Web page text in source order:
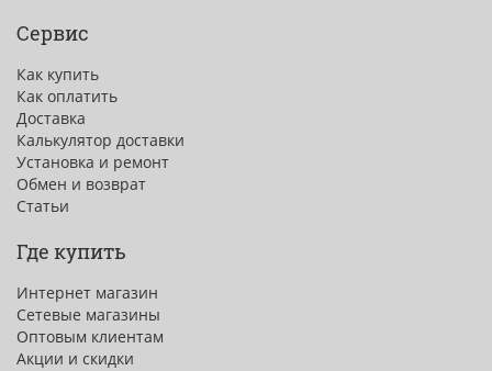
Сервис
Как купить
Как оплатить
Доставка
Калькулятор доставки
Установка и ремонт
Обмен и возврат
Статьи
Где купить
Интернет магазин
Сетевые магазины
Оптовым клиентам
Акции и скидки